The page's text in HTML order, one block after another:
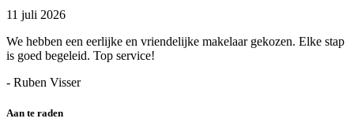
11 juli 2026
We hebben een eerlijke en vriendelijke makelaar gekozen. Elke stap
is goed begeleid. Top service!
- Ruben Visser
Aan te raden